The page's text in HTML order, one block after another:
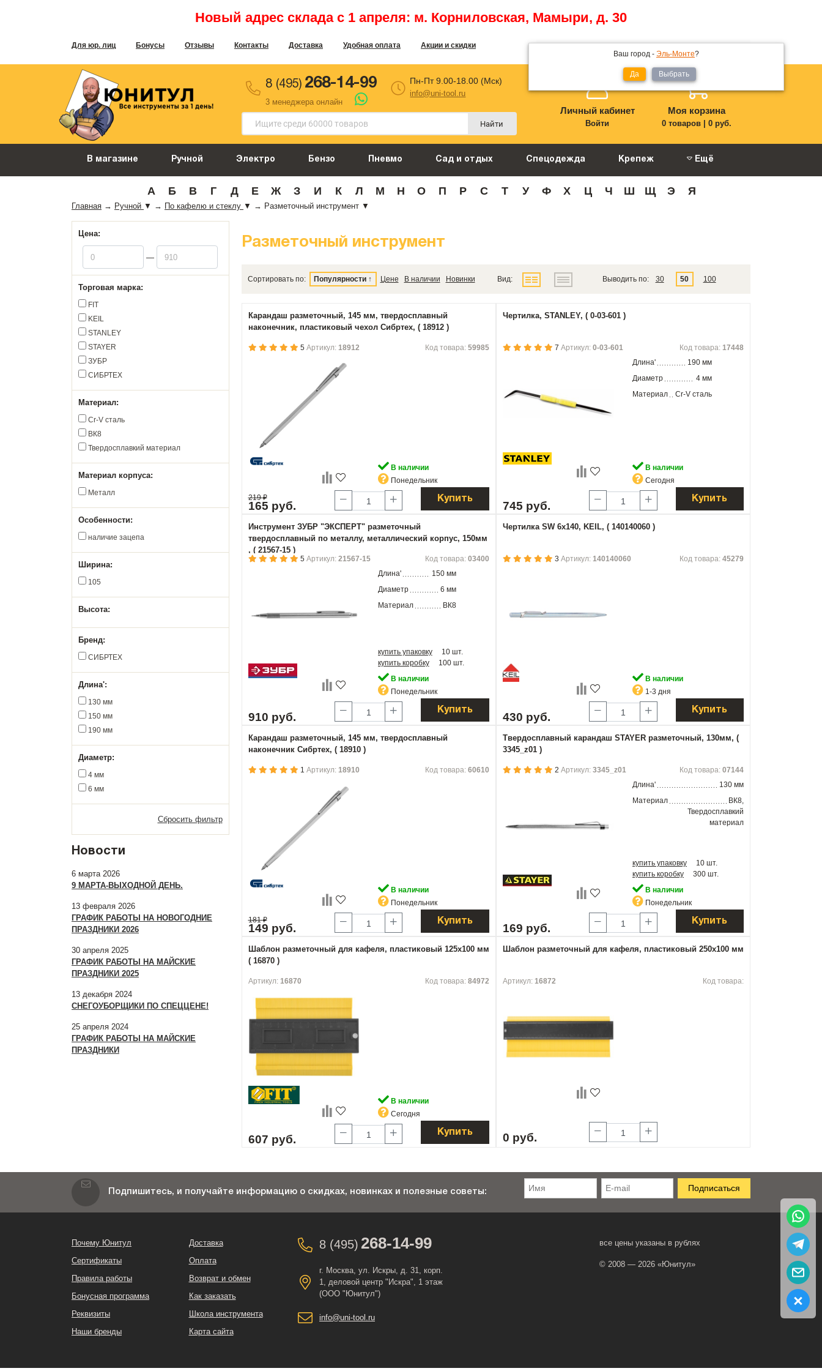
Новый адрес склада с 1 апреля: м. Корниловская, Мамыри, д. 30
Для юр. лиц Бонусы Отзывы Контакты Доставка Удобная оплата Акции и скидки
Ваш город - Эль-Монте?
Да Выбрать
8 (495) 268-14-99
3 менеджера онлайн
Пн-Пт 9.00-18.00 (Мск)
info@uni-tool.ru
Найти
Личный кабинет
Войти
Моя корзина
0 товаров| 0 руб.
В магазине Ручной Электро Бензо Пневмо Сад и отдых Спецодежда Крепеж Ещё
А Б В Г Д Е Ж З И К Л М Н О П Р С Т У Ф Х Ц Ч Ш Щ Э Я
Главная → Ручной ▼ → По кафелю и стеклу ▼ → Разметочный инструмент ▼
Цена:
—
Торговая марка:
FIT
KEIL
STANLEY
STAYER
ЗУБР
СИБРТЕХ
Материал:
Cr-V сталь
ВК8
Твердосплавкий материал
Материал корпуса:
Металл
Особенности:
наличие зацепа
Ширина:
105
Высота:
Бренд:
СИБРТЕХ
Длина':
130 мм
150 мм
190 мм
Диаметр:
4 мм
6 мм
Сбросить фильтр
Новости
6 марта 2026
9 МАРТА-ВЫХОДНОЙ ДЕНЬ.
13 февраля 2026
ГРАФИК РАБОТЫ НА НОВОГОДНИЕ
ПРАЗДНИКИ 2026
30 апреля 2025
ГРАФИК РАБОТЫ НА МАЙСКИЕ
ПРАЗДНИКИ 2025
13 декабря 2024
СНЕГОУБОРЩИКИ ПО СПЕЦЦЕНЕ!
25 апреля 2024
ГРАФИК РАБОТЫ НА МАЙСКИЕ
ПРАЗДНИКИ
Разметочный инструмент
Сортировать по: Популярности↑ Цене В наличии Новинки Вид: Выводить по: 30 50 100
Карандаш разметочный, 145 мм, твердосплавный
наконечник, пластиковый чехол Сибртех, ( 18912 )
5 Артикул: 18912 Код товара: 59985
В наличии
Понедельник
219₽
165 руб.
Купить
Чертилка, STANLEY, ( 0-03-601 )
7 Артикул: 0-03-601 Код товара: 17448
Длина'
190 мм
Диаметр
4 мм
Материал
Cr-V сталь
В наличии
Сегодня
745 руб.
Купить
Инструмент ЗУБР "ЭКСПЕРТ" разметочный
твердосплавный по металлу, металлический корпус, 150мм
, ( 21567-15 )
5 Артикул: 21567-15 Код товара: 03400
Длина'
150 мм
Диаметр
6 мм
Материал
ВК8
купить упаковку10 шт.
купить коробку100 шт.
В наличии
Понедельник
910 руб.
Купить
Чертилка SW 6х140, KEIL, ( 140140060 )
3 Артикул: 140140060 Код товара: 45279
В наличии
1-3 дня
430 руб.
Купить
Карандаш разметочный, 145 мм, твердосплавный
наконечник Сибртех, ( 18910 )
1 Артикул: 18910 Код товара: 60610
В наличии
Понедельник
181₽
149 руб.
Купить
Твердосплавный карандаш STAYER разметочный, 130мм, (
3345_z01 )
2 Артикул: 3345_z01 Код товара: 07144
Длина'
130 мм
Материал
ВК8,
Твердосплавкий
материал
купить упаковку10 шт.
купить коробку300 шт.
В наличии
Понедельник
169 руб.
Купить
Шаблон разметочный для кафеля, пластиковый 125х100 мм
( 16870 )
Артикул: 16870 Код товара: 84972
В наличии
Сегодня
607 руб.
Купить
Шаблон разметочный для кафеля, пластиковый 250х100 мм
Артикул: 16872 Код товара:
0 руб.
Подпишитесь, и получайте информацию о скидках, новинках и полезные советы:
Почему Юнитул
Сертификаты
Правила работы
Бонусная программа
Реквизиты
Наши бренды
Доставка
Оплата
Возврат и обмен
Как заказать
Школа инструмента
Карта сайта
8 (495) 268-14-99
г. Москва, ул. Искры, д. 31, корп.
1, деловой центр "Искра", 1 этаж
(ООО "Юнитул")
info@uni-tool.ru
все цены указаны в рублях
© 2008 — 2026 «Юнитул»